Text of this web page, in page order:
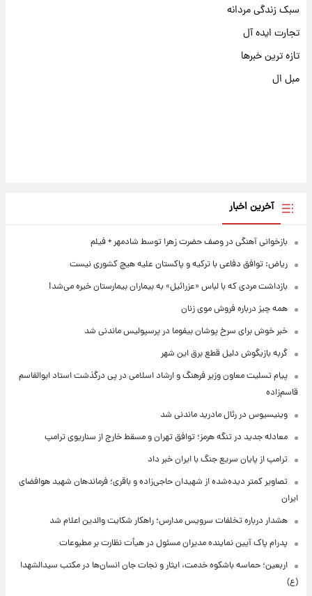
سبک زندگی مردانه
تجارت ایده آل
تازه ترین خبرها
مبل ال
آخرین اخبار
بازخوانی آهنگی در وصف حضرت زهرا توسط شادمهر + فیلم
ریاض: توافق دفاعی با ترکیه و پاکستان علیه هیچ کشوری نیست
بازداشت مردی که با لباس «عزرائیل» به بیماران بیمارستان خیره می‌شد!
همه چیز درباره فروش موی زنان
خبر خوش برای سرخ پوشان بیفوما در پرسپولیس ماندنی شد
گربه بازیگوش دلیل قطع برق این شهر
پیام تسلیت معاون وزیر فرهنگ و ارشاد اسلامی در پی درگذشت استاد ابوالقاسم
قاسم‌زاده
وینیسیوس در رئال مادرید ماندنی شد
معادله جدید در تنگه هرمز؛ توافق تهران و مسقط خارج از سناریوی ترامپ
ترامپ از پایان سریع جنگ با ایران خبر داد
تصاویر کمتر دیده‌شده از شهیدان حاجی‌زاده و باقری؛ فرماندهان شهید هوافضای
ایران
هشدار درباره تخلفات سرویس مدارس؛ راهکار شکایت والدین اعلام شد
پدرام پاک آیین نماینده مدیران مسئول در هیأت نظارت بر مطبوعات
اربعین؛ حماسه باشکوه خدمت، ایثار و نجات جان انسان‌ها در مکتب سیدالشهدا
(ع)